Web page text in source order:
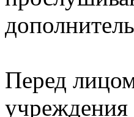
Перед
учреждения